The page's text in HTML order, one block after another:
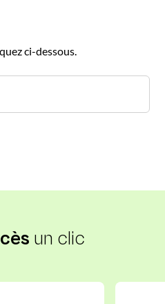
ci-dessous.
un clic